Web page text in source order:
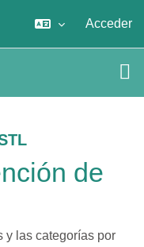
Acceder
de
y las categorías por